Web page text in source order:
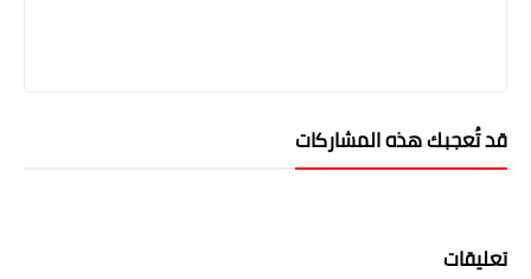
قد تُعجبك هذه المشاركات
تعليقات